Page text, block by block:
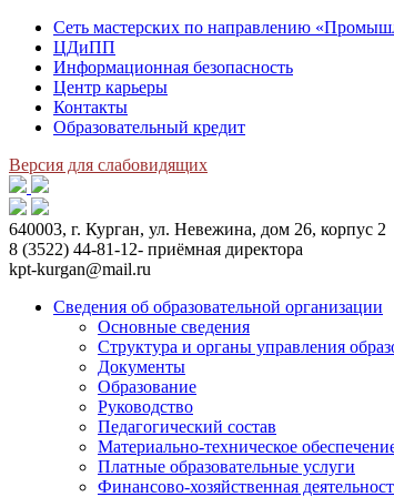
Сеть мастерских по направлению
ЦДиПП
Информационная безопасность
Центр карьеры
Контакты
Образовательный кредит
Версия для слабовидящих
640003, г. Курган, ул. Невежина, дом 26, корпус 2
8 (3522) 44-81-12- приёмная директора
kpt-kurgan@mail.ru
Сведения об образовательной организации
Основные сведения
Структура и органы управления
Документы
Образование
Руководство
Педагогический состав
Материально-техническое
Платные образовательные услуги
Финансово-хозяйственная